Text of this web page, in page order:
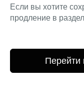
Если вы хотите
продление в
Перейти